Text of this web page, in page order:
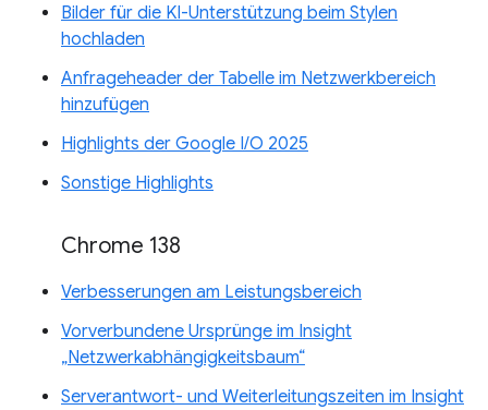
Bilder für die KI-Unterstützung beim Stylen
hochladen
Anfrageheader der Tabelle im Netzwerkbereich
hinzufügen
Highlights der Google I/O 2025
Sonstige Highlights
Chrome 138
Verbesserungen am Leistungsbereich
Vorverbundene Ursprünge im Insight
„Netzwerkabhängigkeitsbaum“
Serverantwort- und Weiterleitungszeiten im Insight